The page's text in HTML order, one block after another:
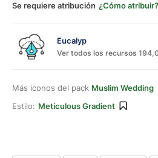
Se requiere atribución ¿Cómo atribuir?
Eucalyp
Ver todos los recursos
Más iconos del pack Muslim Wedding
Estilo: Meticulous Gradient